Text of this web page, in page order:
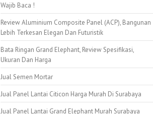
Wajib Baca !
Review Aluminium Composite Panel (ACP), Bangunan
Lebih Terkesan Elegan Dan Futuristik
Bata Ringan Grand Elephant, Review Spesifikasi,
Ukuran Dan Harga
Jual Semen Mortar
Jual Panel Lantai Citicon Harga Murah Di Surabaya
Jual Panel Lantai Grand Elephant Murah Surabaya